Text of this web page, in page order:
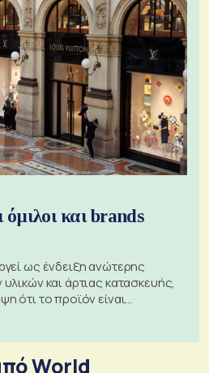
όμιλοι και brands
ως ένδειξη ανώτερης
και άρτιας κατασκευής,
ότι το προϊόν είναι
World